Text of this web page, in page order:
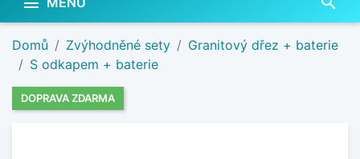
Domů Zvýhodněné sety
Granitový dřez + baterie
S odkapem + baterie
DOPRAVA ZDARMA